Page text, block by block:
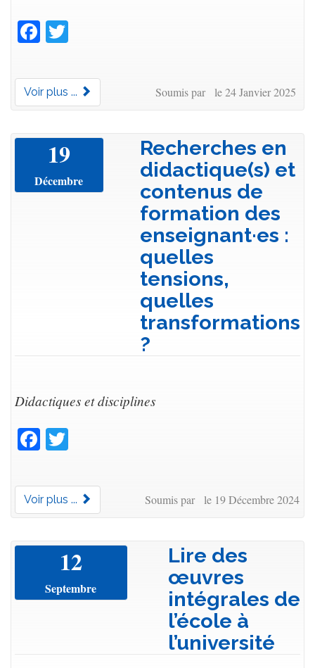
Facebook
Voir plus ... Soumis par le 24 Janvier 2025
19
Décembre
Recherches en
didactique(s) et
contenus de
formation des
enseignant·es :
quelles
tensions,
quelles
transformations
?
Didactiques et disciplines
Facebook
Voir plus ... Soumis par le 19 Décembre 2024
12
Septembre
Lire des
œuvres
intégrales de
l’école à
l’université